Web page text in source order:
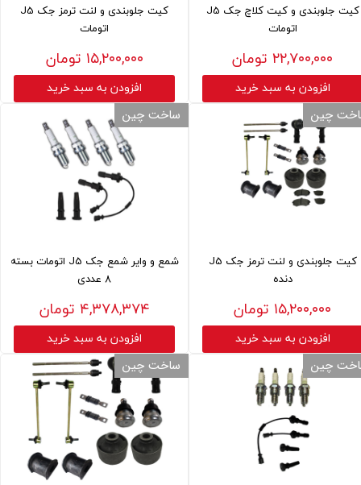
کیت جلوبندی و کیت کلاچ جک J5
اتومات
۲۲,۷۰۰,۰۰۰ تومان
افزودن به سبد خرید
کیت جلوبندی و لنت ترمز جک J5
اتومات
۱۵,۲۰۰,۰۰۰ تومان
افزودن به سبد خرید
کیت جلوبندی و لنت ترمز جک J5
دنده
۱۵,۲۰۰,۰۰۰ تومان
افزودن به سبد خرید
چین
شمع و وایر شمع جک J5 اتومات بسته
8 عددی
۴,۳۷۸,۳۷۴ تومان
افزودن به سبد خرید
ساخت چین
چین ساخت چین